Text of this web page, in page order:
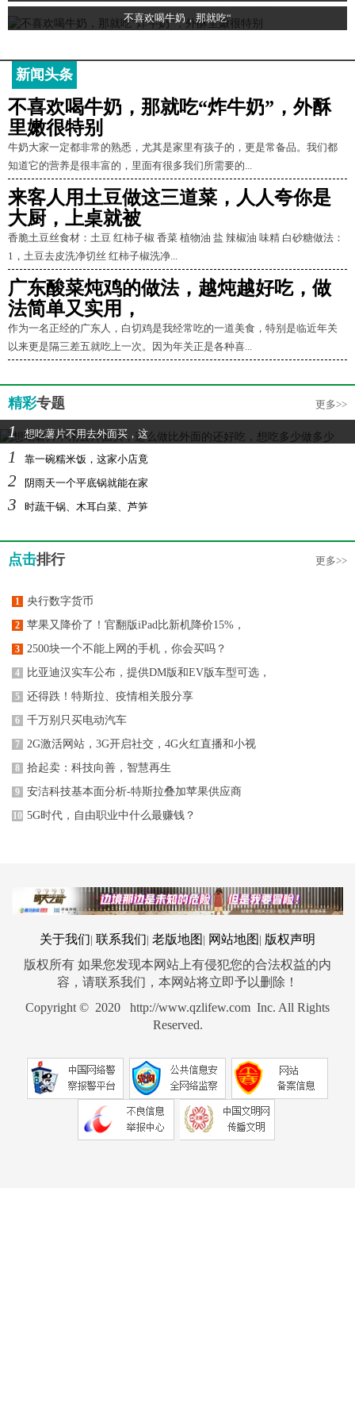
不喜欢喝牛奶，那就吃“
新闻头条
不喜欢喝牛奶，那就吃“炸牛奶”，外酥
里嫩很特别
牛奶大家一定都非常的熟悉，尤其是家里有孩子的，更是常备品。我们都
知道它的营养是很丰富的，里面有很多我们所需要的...
来客人用土豆做这三道菜，人人夸你是
大厨，上桌就被
香脆土豆丝食材：土豆 红柿子椒 香菜 植物油 盐 辣椒油 味精 白砂糖做法：
1，土豆去皮洗净切丝 红柿子椒洗净...
广东酸菜炖鸡的做法，越炖越好吃，做
法简单又实用，
作为一名正经的广东人，白切鸡是我经常吃的一道美食，特别是临近年关
以来更是隔三差五就吃上一次。因为年关正是各种喜...
精彩专题 更多>>
1 想吃薯片不用去外面买，这
1 靠一碗糯米饭，这家小店竟
2 阴雨天一个平底锅就能在家
3 时蔬干锅、木耳白菜、芦笋
点击排行 更多>>
1 央行数字货币
2 苹果又降价了！官翻版iPad比新机降价15%，
3 2500块一个不能上网的手机，你会买吗？
4 比亚迪汉实车公布，提供DM版和EV版车型可选，
5 还得跌！特斯拉、疫情相关股分享
6 千万别只买电动汽车
7 2G激活网站，3G开启社交，4G火红直播和小视
8 拾起卖：科技向善，智慧再生
9 安洁科技基本面分析-特斯拉叠加苹果供应商
10 5G时代，自由职业中什么最赚钱？
关于我们| 联系我们| 老版地图 | 网站地图 | 版权声明
版权所有 如果您发现本网站上有侵犯您的合法权益的内
容，请联系我们，本网站将立即予以删除！
Copyright © 2020 http://www.qzlifew.com Inc. All Rights
Reserved.